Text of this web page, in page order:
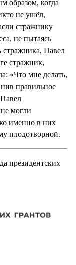
образом, когда
не ушёл,
стражнику
не пытаясь
стражника, Павел
стражник,
«Что мне делать,
правильное
могли
именно в них
плодотворной.
президентских